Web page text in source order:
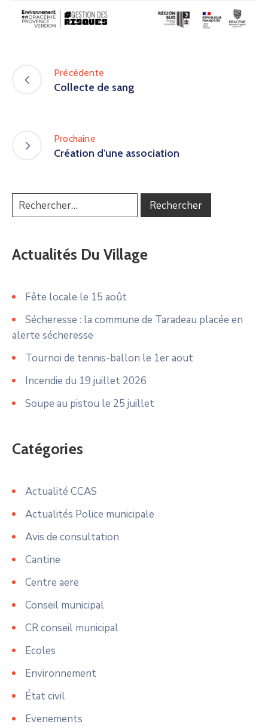
Précédente
Collecte de sang
Prochaine
Création d’une association
Actualités Du Village
Fête locale le 15 août
Sécheresse : la commune de Taradeau placée en
alerte sécheresse
Tournoi de tennis-ballon le 1er aout
Incendie du 19 juillet 2026
Soupe au pistou le 25 juillet
Catégories
Actualité CCAS
Actualités Police municipale
Avis de consultation
Cantine
Centre aere
Conseil municipal
CR conseil municipal
Ecoles
Environnement
État civil
Evenements